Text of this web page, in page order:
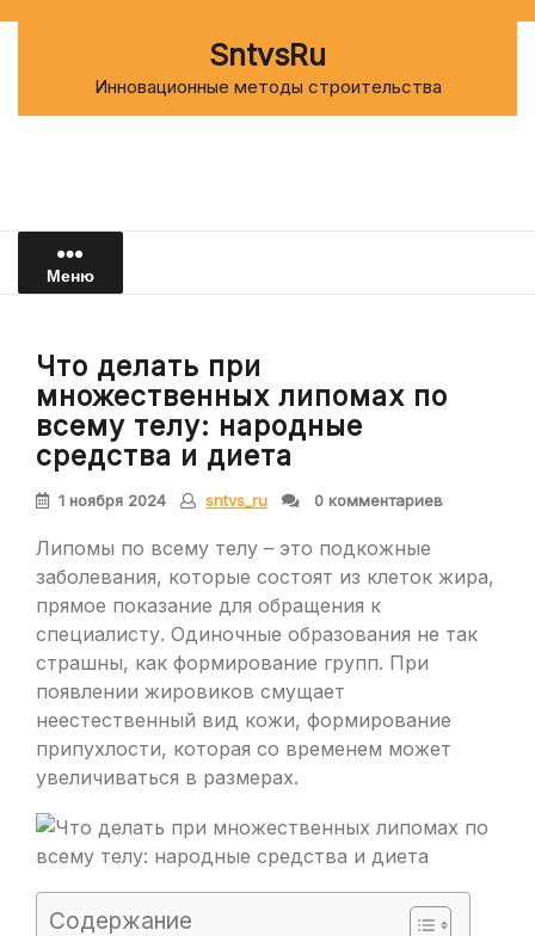
SntvsRu
Инновационные методы строительства
Меню
Что делать при
множественных липомах по
всему телу: народные
средства и диета
1 ноября 2024 sntvs_ru 0 комментариев
Липомы по всему телу – это подкожные
заболевания, которые состоят из клеток жира,
прямое показание для обращения к
специалисту. Одиночные образования не так
страшны, как формирование групп. При
появлении жировиков смущает
неестественный вид кожи, формирование
припухлости, которая со временем может
увеличиваться в размерах.
Содержание